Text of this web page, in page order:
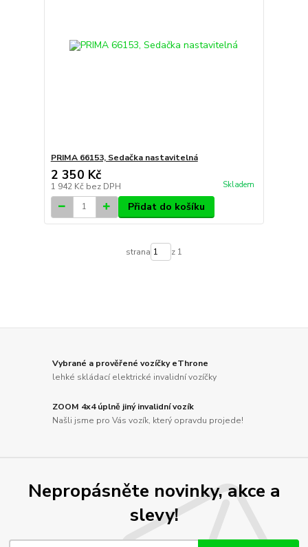
PRIMA 66153, Sedačka nastavitelná
2 350 Kč
1 942 Kč bez DPH Skladem
Přidat do košíku
strana z 1
Vybrané a prověřené vozíčky eThrone
lehké skládací elektrické invalidní vozíčky
ZOOM 4x4 úplně jiný invalidní vozík
Našli jsme pro Vás vozík, který opravdu projede!
Nepropásněte novinky, akce a
slevy!